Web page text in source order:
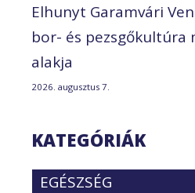
Elhunyt Garamvári
bor- és pezsgőkultúra
alakja
2026. augusztus 7.
KATEGÓRIÁK
EGÉSZSÉG